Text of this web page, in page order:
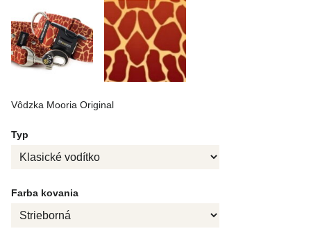
Vôdzka Mooria Original
Typ
Farba kovania